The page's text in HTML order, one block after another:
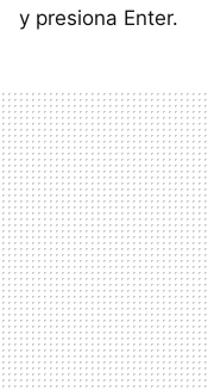
y presiona Enter.